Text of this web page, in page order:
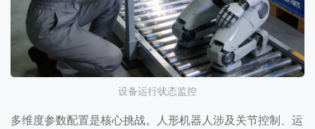
设备运行状态监控
多维度参数配置是核心挑战。人形机器人涉及关节控制、运